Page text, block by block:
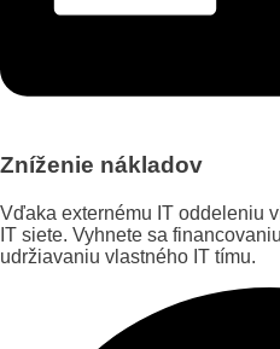
Zníženie nákladov
Vďaka externému IT oddeleniu
IT siete. Vyhnete sa
udržiavaniu vlastného IT tímu.